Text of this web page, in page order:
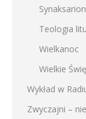
Teologia
Wielkanoc
Wielkie
Wykład w
Zwyczajni –